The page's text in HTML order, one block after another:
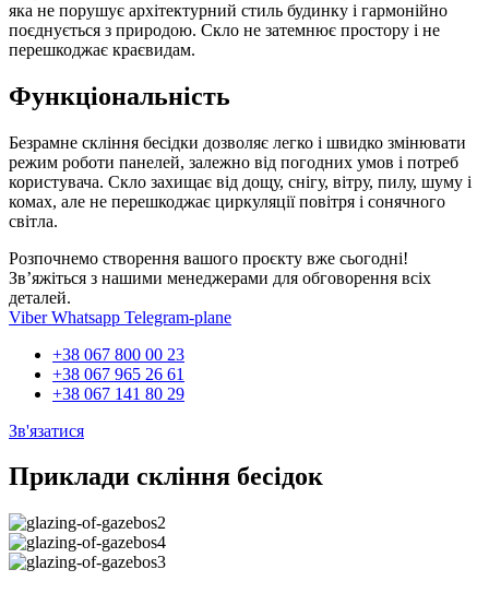
яка не порушує архітектурний стиль будинку і гармонійно
поєднується з природою. Скло не затемнює простору і не
перешкоджає краєвидам.
Функціональність
Безрамне скління бесідки дозволяє легко і швидко змінювати
режим роботи панелей, залежно від погодних умов і потреб
користувача. Скло захищає від дощу, снігу, вітру, пилу, шуму і
комах, але не перешкоджає циркуляції повітря і сонячного
світла.
Розпочнемо створення вашого проєкту вже сьогодні!
Зв’яжіться з нашими менеджерами для обговорення всіх
деталей.
Viber Whatsapp Telegram-plane
+38 067 800 00 23
+38 067 965 26 61
+38 067 141 80 29
Зв'язатися
Приклади скління бесідок